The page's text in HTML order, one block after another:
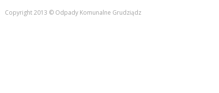
Copyright 2013 © Odpady Komunalne Grudziądz